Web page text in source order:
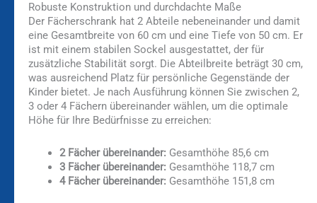
Robuste Konstruktion und durchdachte Maße
Der Fächerschrank hat 2 Abteile nebeneinander und damit
eine Gesamtbreite von 60 cm und eine Tiefe von 50 cm. Er
ist mit einem stabilen Sockel ausgestattet, der für
zusätzliche Stabilität sorgt. Die Abteilbreite beträgt 30 cm,
was ausreichend Platz für persönliche Gegenstände der
Kinder bietet. Je nach Ausführung können Sie zwischen 2,
3 oder 4 Fächern übereinander wählen, um die optimale
Höhe für Ihre Bedürfnisse zu erreichen:
2 Fächer übereinander: Gesamthöhe 85,6 cm
3 Fächer übereinander: Gesamthöhe 118,7 cm
4 Fächer übereinander: Gesamthöhe 151,8 cm